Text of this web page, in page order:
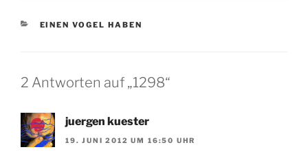
KATEGORIEN
EINEN VOGEL HABEN
2 Antworten auf „1298“
juergen kuester
19. JUNI 2012 UM 16:50 UHR